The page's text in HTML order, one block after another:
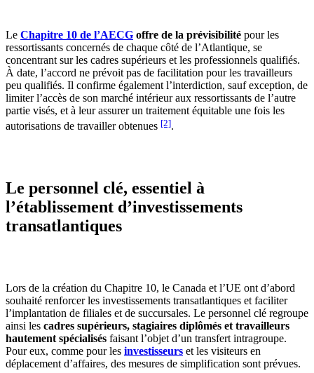
Le Chapitre 10 de l’AECG offre de la prévisibilité pour les
ressortissants concernés de chaque côté de l’Atlantique, se
concentrant sur les cadres supérieurs et les professionnels qualifiés.
À date, l’accord ne prévoit pas de facilitation pour les travailleurs
peu qualifiés. Il confirme également l’interdiction, sauf exception, de
limiter l’accès de son marché intérieur aux ressortissants de l’autre
partie visés, et à leur assurer un traitement équitable une fois les
autorisations de travailler obtenues [2].
Le personnel clé, essentiel à
l’établissement d’investissements
transatlantiques
Lors de la création du Chapitre 10, le Canada et l’UE ont d’abord
souhaité renforcer les investissements transatlantiques et faciliter
l’implantation de filiales et de succursales. Le personnel clé regroupe
ainsi les cadres supérieurs, stagiaires diplômés et travailleurs
hautement spécialisés faisant l’objet d’un transfert intragroupe.
Pour eux, comme pour les investisseurs et les visiteurs en
déplacement d’affaires, des mesures de simplification sont prévues.